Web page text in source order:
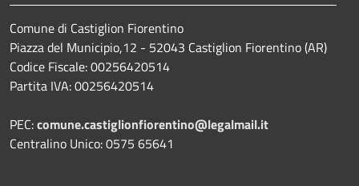
Comune di Castiglion Fiorentino
Piazza del Municipio,12 - 52043 Castiglion Fiorentino (AR)
Codice Fiscale: 00256420514
Partita IVA: 00256420514
PEC:comune.castiglionfiorentino@legalmail.it
Centralino Unico: 0575 65641